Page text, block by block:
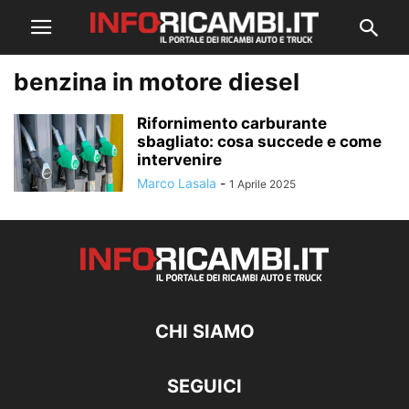
benzina in motore diesel
Rifornimento carburante
sbagliato: cosa succede e come
intervenire
Marco Lasala - 1 Aprile 2025
CHI SIAMO
SEGUICI